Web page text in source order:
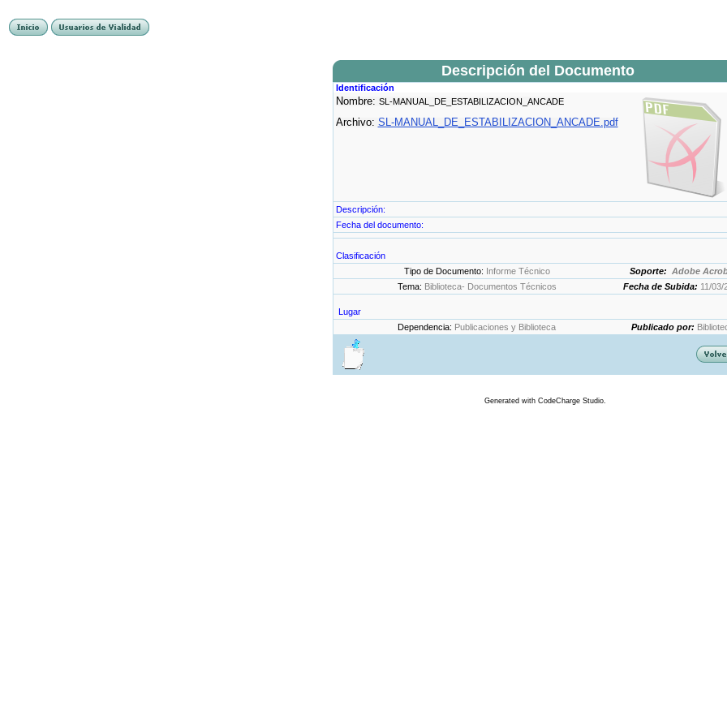
Descripción del Documento
Identificación
Nombre: SL-MANUAL_DE_ESTABILIZACION_ANCADE
Archivo: SL-MANUAL_DE_ESTABILIZACION_ANCADE.pdf
Descripción:
Fecha del documento:
Clasificación
Tipo de Documento: Informe Técnico Soporte: Adobe
Tema: Biblioteca- Documentos Técnicos Fecha de Subida: 11/03/
Lugar
Dependencia: Publicaciones y Biblioteca Publicado por:
Generated with CodeCharge Studio.